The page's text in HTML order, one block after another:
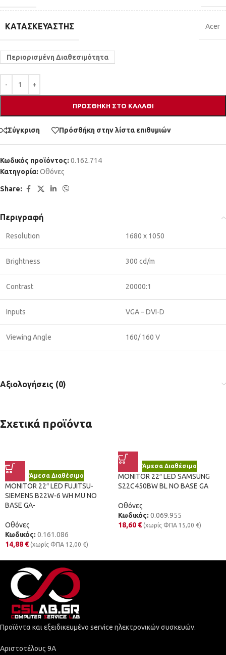
ΚΑΤΑΣΚΕΥΑΣΤΉΣ Acer
Περιορισμένη Διαθεσιμότητα
ΠΡΟΣΘΉΚΗ ΣΤΟ ΚΑΛΆΘΙ
Σύγκριση Πρόσθήκη στην λίστα επιθυμιών
Κωδικός προϊόντος: 0.162.714
Κατηγορία: Οθόνες
Share:
Περιγραφή
Resolution 1680 x 1050
Brightness 300 cd/m
Contrast 20000:1
Inputs VGA – DVI-D
Viewing Angle 160/ 160 V
Αξιολογήσεις (0)
Σχετικά προϊόντα
Άμεσα Διαθέσιμο
MONITOR 22″ LED FUJITSU-
SIEMENS B22W-6 WH MU NO
BASE GA-
Οθόνες
Κωδικός: 0.161.086
14,88 € (χωρίς ΦΠΑ 12,00 €)
Άμεσα Διαθέσιμο
MONITOR 22″ LED SAMSUNG
S22C450BW BL NO BASE GA
Οθόνες
Κωδικός: 0.069.955
18,60 € (χωρίς ΦΠΑ 15,00 €)
Προϊόντα και εξειδικευμένο service ηλεκτρονικών συσκευών.
Αριστοτέλους 9Α